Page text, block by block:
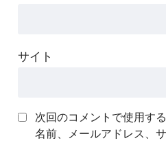
サイト
次回のコメントで使用す
名前、メールアドレス、